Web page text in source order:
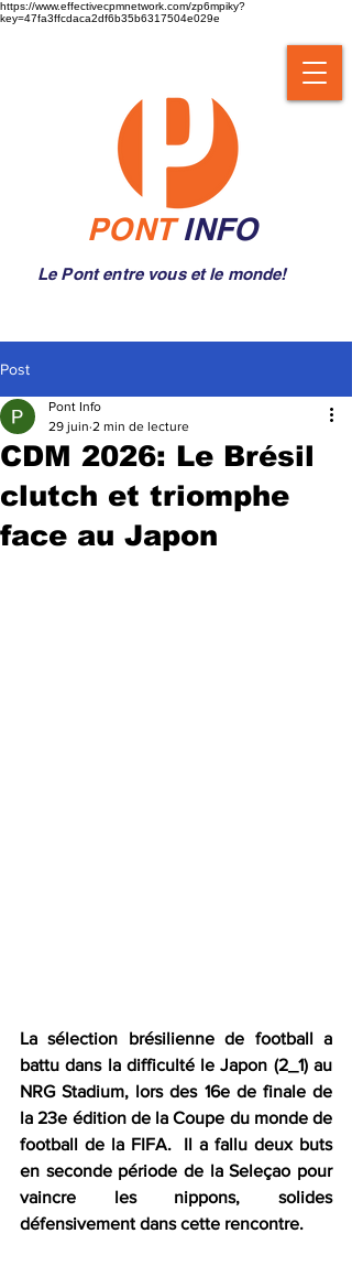
https://www.effectivecpmnetwork.com/zp6mpiky?
key=47fa3ffcdaca2df6b35b6317504e029e
PONTINFO
Le Pont entre vous et le monde!
Post
CDM 2026: Le Brésil
clutch et triomphe
face au Japon
Pont Info
29 juin 2 min de lecture
La sélection brésilienne de football a
battu dans la difficulté le Japon (2_1) au
NRG Stadium, lors des 16e de finale de
la 23e édition de la Coupe du monde de
football de la FIFA.  Il a fallu deux buts
en seconde période de la Seleçao pour
vaincre les nippons, solides
défensivement dans cette rencontre.